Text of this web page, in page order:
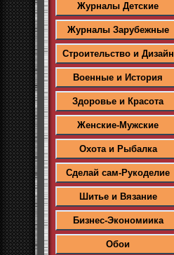
Журналы Детские
Журналы Зарубежные
Строительство и Дизайн
Военные и История
Здоровье и Красота
Женские-Мужские
Охота и Рыбалка
Сделай сам-Рукоделие
Шитье и Вязание
Бизнес-Экономиика
Обои